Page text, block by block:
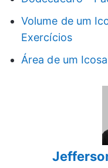
Volume de um
Exercícios
Área de um